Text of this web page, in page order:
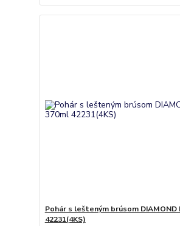
Pohár s lešteným brúsom DIAMOND
42231(4KS)